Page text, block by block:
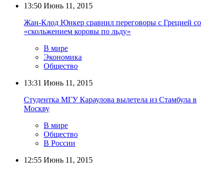
13:50 Июнь 11, 2015
Жан-Клод Юнкер сравнил переговоры с Грецией со
«скольжением коровы по льду»
В мире
Экономика
Общество
13:31 Июнь 11, 2015
Студентка МГУ Караулова вылетела из Стамбула в
Москву
В мире
Общество
В России
12:55 Июнь 11, 2015